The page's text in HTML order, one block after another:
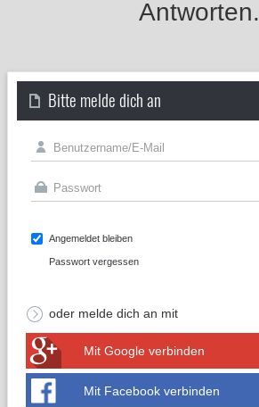
Antworten.
Bitte melde dich an
Angemeldet bleiben
Passwort vergessen
oder melde dich an mit
Mit Google verbinden
Mit Facebook verbinden